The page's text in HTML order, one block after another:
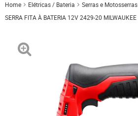
Home Elétricas / Bateria
Serras e Motosserras
SERRA FITA À BATERIA 12V 2429-20 MILWAUKEE